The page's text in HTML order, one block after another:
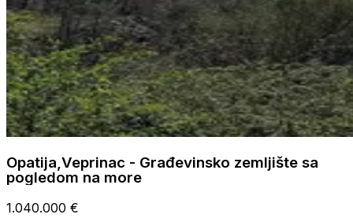
Opatija,Veprinac - Građevinsko zemljište sa
pogledom na more
1.040.000 €